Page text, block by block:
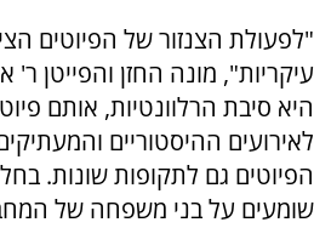
"לפעולת הצנזור של הפיוטים
עיקריות", מונה החזן והפייטן
היא סיבת הרלוונטיות, אותם
לאירועים ההיסטוריים
הפיוטים גם לתקופות שונות.
שומעים על בני משפחה של